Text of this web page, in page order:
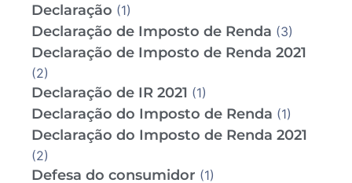
Declaração (1)
Declaração de Imposto de Renda (3)
Declaração de Imposto de Renda 2021
(2)
Declaração de IR 2021 (1)
Declaração do Imposto de Renda (1)
Declaração do Imposto de Renda 2021
(2)
Defesa do consumidor (1)